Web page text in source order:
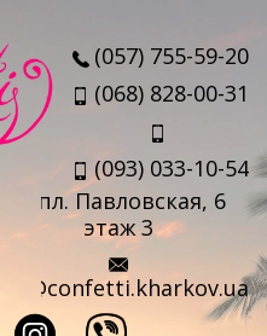
(057) 755-59-20
(068) 828-00-31
(093) 033-10-54
пл. Павловская, 6
этаж 3
info@confetti.kharkov.ua